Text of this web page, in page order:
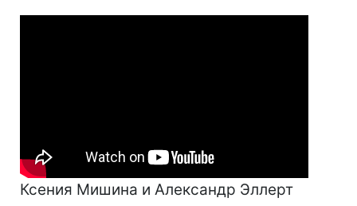
Ксения Мишина и Александр Эллерт